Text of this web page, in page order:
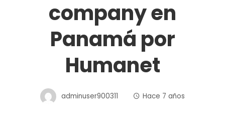
company en
Panamá por
Humanet
adminuser900311 Hace 7 años